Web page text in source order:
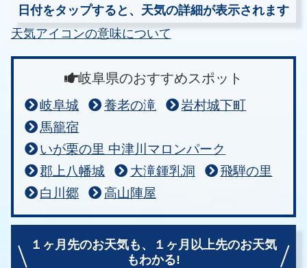
日付をタップすると、天気の詳細が表示されます
天気アイコンの意味について
岐阜県のおすすめスポット
岐阜城 養老の滝
岩村城下町
馬籠宿
いが栗の里 中津川マロンパーク
郡上八幡城
大滝鍾乳洞
飛騨の里
白川郷
高山陣屋
１ヶ月先のお天気も、
１ヶ月以上先のお天気
もわかる!